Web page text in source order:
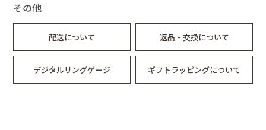
その他
配送について 返品・交換について
デジタルリングゲージ ギフトラッピングについて